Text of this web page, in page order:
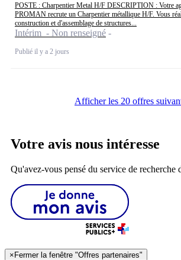
POSTE : Charpentier Metal H/F DESCRIPTION : Votre
PROMAN recrute un Charpentier métallique H/F. Vous
construction et d'assemblage de structures...
Intérim - Non renseigné
Publié il y a 2 jours
Afficher les 20 offres
Votre avis nous intéresse
Qu'avez-vous pensé du service de recherche
×Fermer la fenêtre "Offres partenaires"